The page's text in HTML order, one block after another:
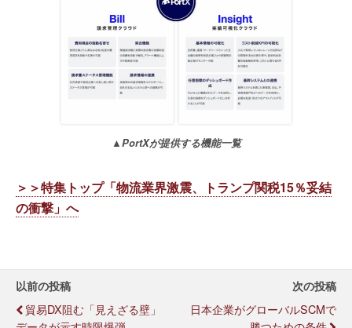
▲PortXが提供する機能一覧
＞＞特集トップ「物流業界激震、トランプ関税15％妥結
の衝撃」へ
以前の投稿
貿易DX阻む「見えざる壁」
次の投稿
日本企業がグローバルSCMで